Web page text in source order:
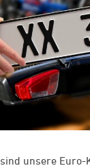
sind unsere Euro-